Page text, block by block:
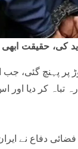
کی، حقیقت
کر دیا اور
فضائی دفاع نے